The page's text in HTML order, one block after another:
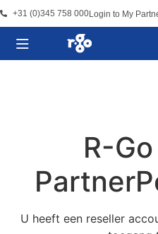
+31 (0)345 758 000Login to My
R-
U heeft een reseller